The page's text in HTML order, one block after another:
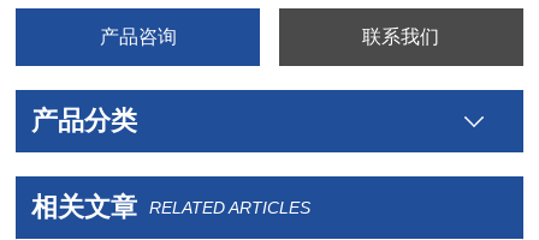
产品咨询 联系我们
产品分类
相关文章 RELATED ARTICLES